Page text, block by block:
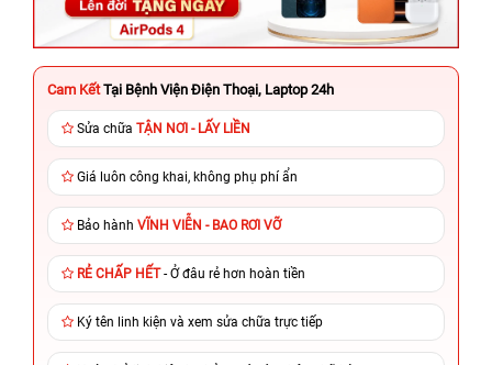
Cam Kết Tại Bệnh Viện Điện Thoại, Laptop 24h
Sửa chữa TẬN NƠI - LẤY LIỀN
Giá luôn công khai, không phụ phí ẩn
Bảo hành VĨNH VIỄN - BAO RƠI VỠ
RẺ CHẤP HẾT- Ở đâu rẻ hơn hoàn tiền
Ký tên linh kiện và xem sửa chữa trực tiếp